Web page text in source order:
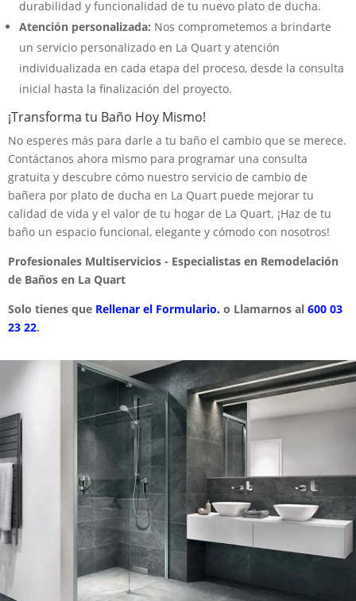
durabilidad y funcionalidad de tu nuevo plato de ducha.
Atención personalizada: Nos comprometemos a brindarte
un servicio personalizado en La Quart y atención
individualizada en cada etapa del proceso, desde la consulta
inicial hasta la finalización del proyecto.
¡Transforma tu Baño Hoy Mismo!
No esperes más para darle a tu baño el cambio que se merece.
Contáctanos ahora mismo para programar una consulta
gratuita y descubre cómo nuestro servicio de cambio de
bañera por plato de ducha en La Quart puede mejorar tu
calidad de vida y el valor de tu hogar de La Quart. ¡Haz de tu
baño un espacio funcional, elegante y cómodo con nosotros!
Profesionales Multiservicios - Especialistas en Remodelación
de Baños en La Quart
Solo tienes que Rellenar el Formulario. o Llamarnos al 600 03
23 22.